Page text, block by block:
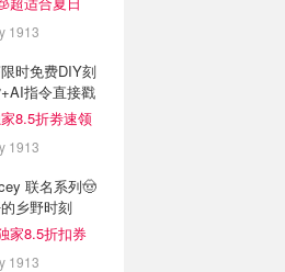
1913
时免费DIY刻
指令直接戳
8.5折劵速领
1913
联名系列🤠
乡野时刻
家8.5折扣券
1913